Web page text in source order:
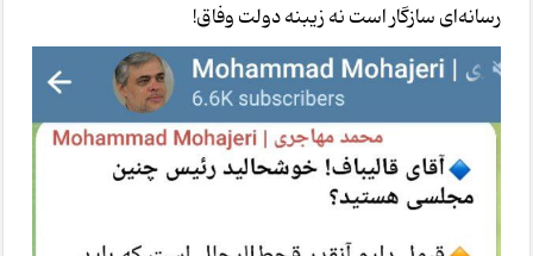
رسانه‌ای سازگار است نه زیبنه دولت وفاق!